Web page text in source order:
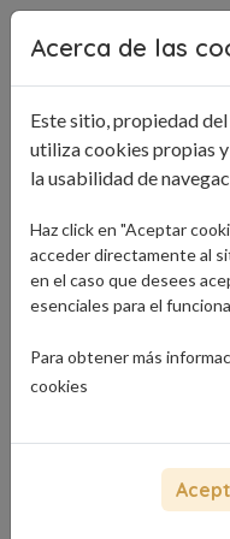
Pasar al contenido principal
Acerca de las
Este sitio, propiedad
utiliza cookies propias
la usabilidad de
Haz click en "Aceptar
acceder directamente al
en el caso que desees
esenciales para el
Para obtener más
cookies